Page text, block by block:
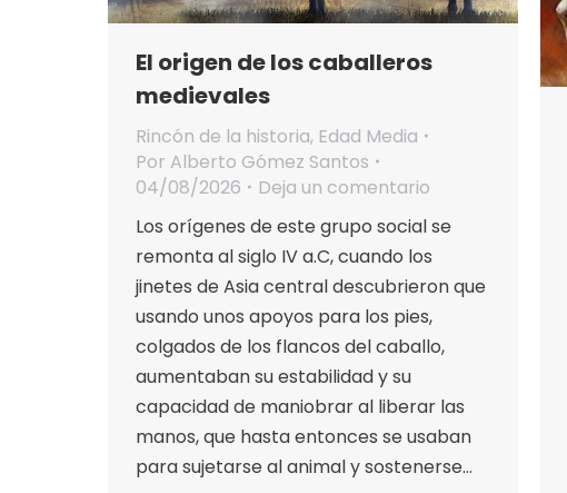
El origen de los caballeros
medievales
Rincón de la historia, Edad Media
Por Alberto Gómez Santos
04/08/2026
Deja un comentario
Los orígenes de este grupo social se
remonta al siglo IV a.C, cuando los
jinetes de Asia central descubrieron que
usando unos apoyos para los pies,
colgados de los flancos del caballo,
aumentaban su estabilidad y su
capacidad de maniobrar al liberar las
manos, que hasta entonces se usaban
para sujetarse al animal y sostenerse…